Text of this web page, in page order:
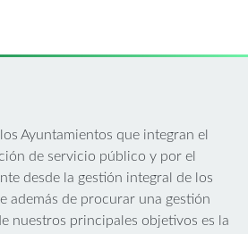
Ayuntamientos que integran el
de servicio público y por el
desde la gestión integral de los
además de procurar una gestión
nuestros principales objetivos es la